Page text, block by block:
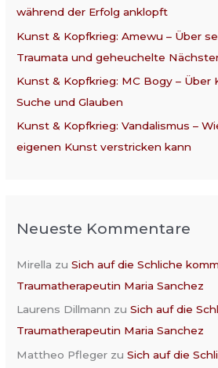
h
:
während der Erfolg anklopft
Kunst & Kopfkrieg: Amewu – Über
Traumata und geheuchelte
Kunst & Kopfkrieg: MC Bogy – Über
Suche und Glauben
Kunst & Kopfkrieg: Vandalismus –
eigenen Kunst verstricken kann
Neueste Kommentare
Mirella zuSich auf die Schliche
Traumatherapeutin Maria Sanchez
Laurens Dillmann zuSich auf die
Traumatherapeutin Maria Sanchez
Mattheo Pfleger zuSich auf die